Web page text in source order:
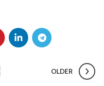
OLDER